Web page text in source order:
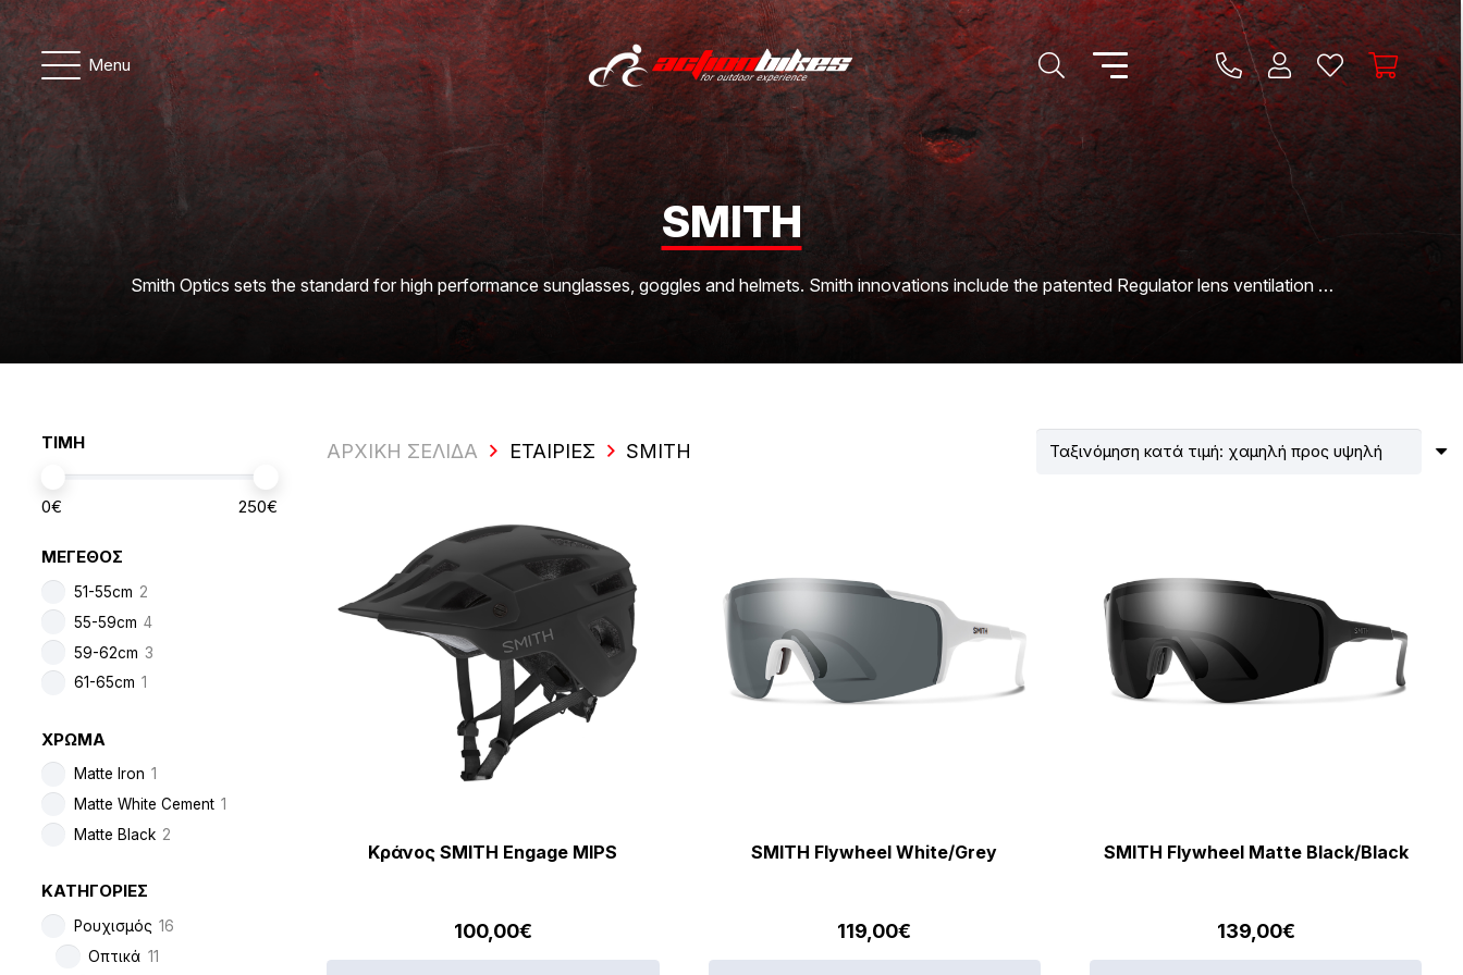
Menu
SMITH
Smith Optics sets the standard for high performance sunglasses, goggles and helmets. Smith innovations include the patented Regulator lens ventilation …
ΤΙΜΗ
0€ 250€
ΜΕΓΕΘΟΣ
51-55cm 2
55-59cm 4
59-62cm 3
61-65cm 1
ΧΡΩΜΑ
Matte Iron 1
Matte White Cement 1
Matte Black 2
ΚΑΤΗΓΟΡΙΕΣ
Ρουχισμός 16
Οπτικά 11
ΑΡΧΙΚΗ ΣΕΛΙΔΑ ΕΤΑΙΡΊΕΣ SMITH
Κράνος SMITH Engage MIPS
100,00€
SMITH Flywheel White/Grey
119,00€
SMITH Flywheel Matte Black/Black
139,00€